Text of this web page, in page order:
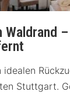
Waldrand
idealen
Stuttgart.